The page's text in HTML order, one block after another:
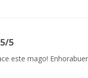
5/5
este mago!